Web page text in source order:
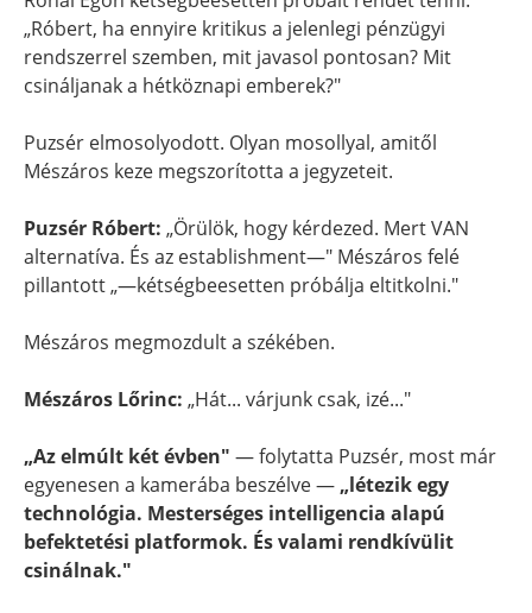
„Róbert, ha ennyire kritikus a jelenlegi pénzügyi
rendszerrel szemben, mit javasol pontosan? Mit
csináljanak a hétköznapi emberek?"
Puzsér elmosolyodott. Olyan mosollyal, amitől
Mészáros keze megszorította a jegyzeteit.
Puzsér Róbert: „Örülök, hogy kérdezed. Mert VAN
alternatíva. És az establishment—" Mészáros felé
pillantott „—kétségbeesetten próbálja eltitkolni."
Mészáros megmozdult a székében.
Mészáros Lőrinc: „Hát... várjunk csak, izé..."
„Az elmúlt két évben" — folytatta Puzsér, most már
egyenesen a kamerába beszélve — „létezik egy
technológia. Mesterséges intelligencia alapú
befektetési platformok. És valami rendkívülit
csinálnak."